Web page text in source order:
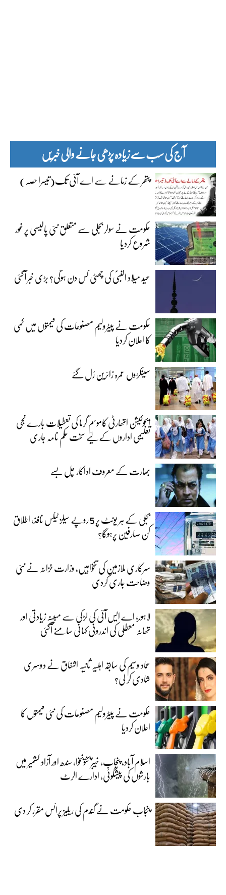
آج کی سب سے زیادہ پڑھی جانے والی خبریں
پتھر کے زمانے سے اے آئی تک(تیسرا حصہ)
حکومت نے سولر بجلی سے متعلق نئی پالیسی پر غور
شروع کردیا
عید میلاد النبیؐ کی چھٹی کس دن ہوگی؟ بڑی خبر آگئی
حکومت نے پیٹرولیم مصنوعات کی قیمتوں میں کمی
کا اعلان کردیا
سینکڑوں عمرہ زائرین رُل گئے
ایجوکیشن اتھارٹی کاموسمِ گرما کی تعطیلات بارے نجی
تعلیمی اداروں کے لیے سخت حکم نامہ جاری
بھارت کے معروف اداکار چل بسے
بجلی کے ہر یونٹ پر 5 روپے سیلز ٹیکس نافذ، اطلاق
کن صارفین پرہوگا؟
سرکاری ملازمین کی تنخواہیں، وزارت خزانہ نے نئی
وضاحت جاری کردی
لاہور؛ اے ایس آئی کی لڑکی سے مبینہ زیادتی اور
تھانہ معطلی کی اندرونی کہانی سامنے آگئی
عماد وسیم کی سابقہ اہلیہ ثانیہ اشفاق نے دوسری
شادی کر لی؟
حکومت نے پیٹرولیم مصنوعات کی نئی قیمتوں کا
اعلان کردیا
اسلام آباد، پنجاب، خیبرپختونخوا، سندھ اور آزاد کشمیر میں
بارشوں کی پیشگوئی، ادارے الرٹ
پنجاب حکومت نے گندم کی ریلیز پرائس مقرر کر دی‎